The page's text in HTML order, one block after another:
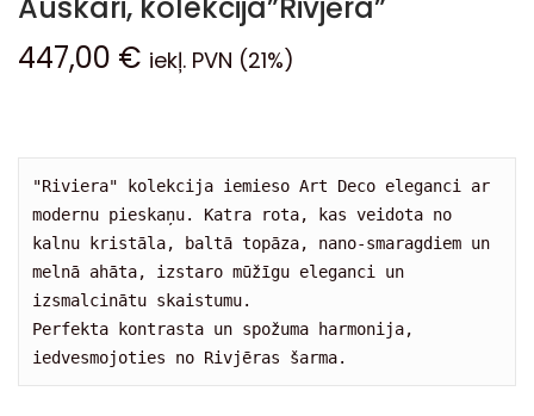
447,00 € iekļ. PVN (21%)
"Riviera" kolekcija iemieso Art Deco eleganci ar
modernu pieskaņu. Katra rota, kas veidota no
kalnu kristāla, baltā topāza, nano-smaragdiem un
melnā ahāta, izstaro mūžīgu eleganci un
izsmalcinātu skaistumu.
Perfekta kontrasta un spožuma harmonija,
iedvesmojoties no Rivjēras šarma.